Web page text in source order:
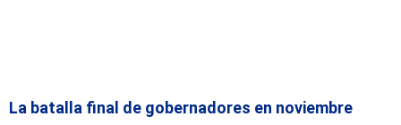
La batalla final de gobernadores en noviembre